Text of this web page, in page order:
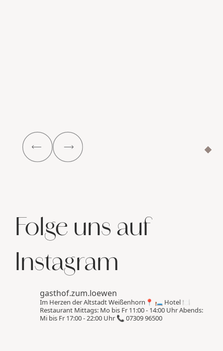
Folge uns auf
Instagram
gasthof.zum.loewen
Im Herzen der Altstadt Weißenhorn📍 🛏️ Hotel 🍽️
Restaurant Mittags: Mo bis Fr 11:00 - 14:00 UhrAbends:
Mi bis Fr 17:00 - 22:00 Uhr 📞 07309 96500